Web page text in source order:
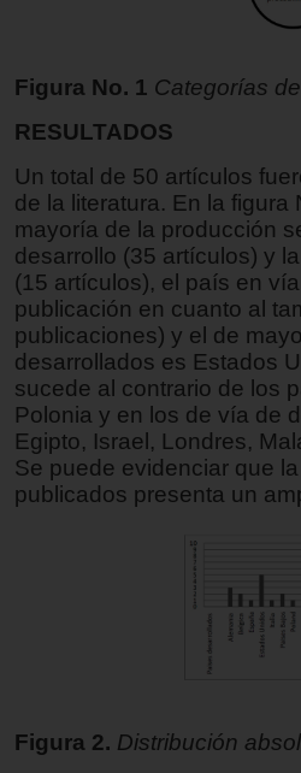
Figura No. 1 Categorías
RESULTADOS
Un total de 50 artículos
de la literatura. En la
mayoría de la producción
desarrollo (35 artículos) y
(15 artículos), el país en
publicación en cuanto al
publicaciones) y el de
desarrollados es Estados
sucede al contrario de los
Polonia y en los de vía de
Egipto, Israel, Londres,
Se puede evidenciar que
publicados presenta un
Figura 2. Distribución